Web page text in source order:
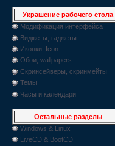
Украшение рабочего стола
Модификация интерфейса
Виджеты, гаджеты
Иконки, Icon
Обои, wallpapers
Скринсейверы, скринмейты
Темы
Часы и календари
Остальные разделы
Windows & Linux
LiveCD & BootCD